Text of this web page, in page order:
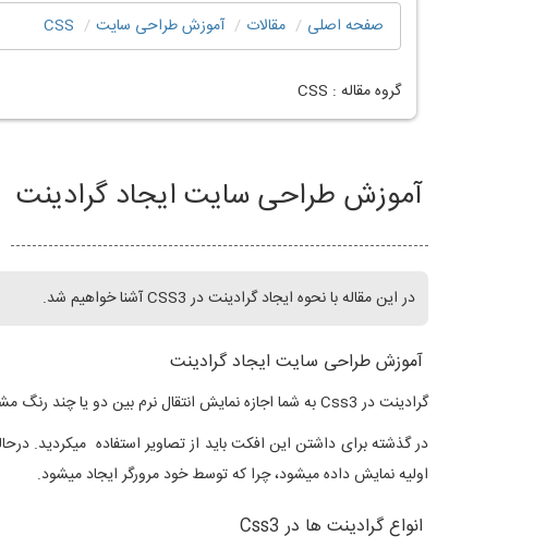
صفحه اصلی مقالات آموزش طراحی سایت CSS
گروه مقاله : CSS
آموزش طراحی سایت ایجاد گرادینت
در این مقاله با نحوه ایجاد گرادینت در CSS3 آشنا خواهیم شد.
آموزش طراحی سایت ایجاد گرادینت
گرادینت در Css3 به شما اجازه نمایش انتقال نرم بین دو یا چند رنگ مشخص شده را خواهد داد .
اولیه نمایش داده میشود، چرا که توسط خود مرورگر ایجاد میشود.
انواع گرادینت ها در Css3